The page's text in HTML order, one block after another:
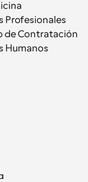
Profesionales
de Contratación
Humanos